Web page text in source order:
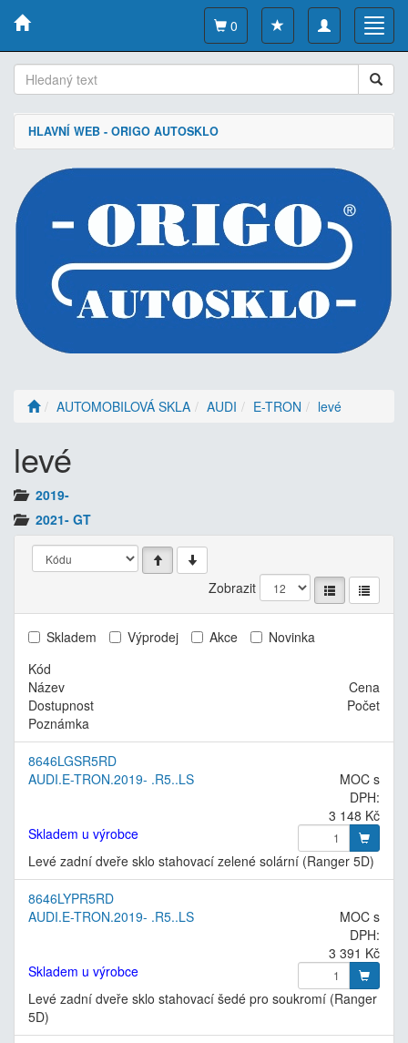
Toggle
navigation
0
HLAVNÍ WEB - ORIGO AUTOSKLO
AUTOMOBILOVÁ SKLA AUDI E-TRON levé
levé
2019-
2021- GT
Zobrazit
Skladem Výprodej Akce
Novinka
Kód
Název
Cena
Dostupnost
Počet
Poznámka
8646LGSR5RD
AUDI.E-TRON.2019- .R5..LS
MOC s
DPH:
3 148 Kč
Skladem u výrobce
Levé zadní dveře sklo stahovací zelené solární (Ranger 5D)
8646LYPR5RD
AUDI.E-TRON.2019- .R5..LS
MOC s
DPH:
3 391 Kč
Skladem u výrobce
Levé zadní dveře sklo stahovací šedé pro soukromí (Ranger
5D)